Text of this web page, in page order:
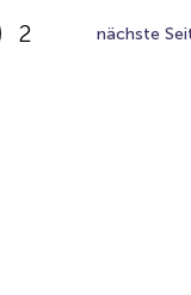
2 nächste